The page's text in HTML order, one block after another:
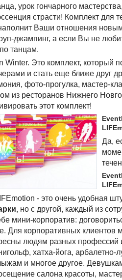
урок гончарного
страсти! Комплект
Ваши отношения
джампинг, а если Вы не
танцам.
Winter. Это комплект,
и стать еще ближе друг
фото-прогулка, мастер-
из ресторанов Нижнего
этот комплект!
Да,
- это очень удобная
, но с другой, каждый из
мини-корпоратив:
Для корпоративных
людям разных
хатха-йога,
и многое другое.
салона красоты,